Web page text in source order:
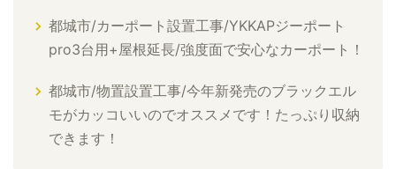
都城市/カーポート設置工事/YKKAPジーポート
pro3台用+屋根延長/強度面で安心なカーポート！
都城市/物置設置工事/今年新発売のブラックエル
モがカッコいいのでオススメです！たっぷり収納
できます！